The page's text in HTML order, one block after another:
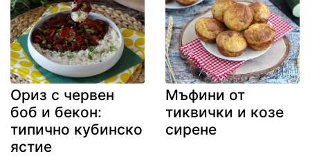
Ориз с червен
боб и бекон:
типично кубинско
ястие
Мъфини от
тиквички и козе
сирене